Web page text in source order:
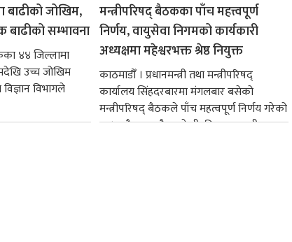
जोखिम,
सम्भावना
४४ जिल्लामा
उच्च जोखिम
विभागले
मन्त्रीपरिषद् बैठकका पाँच महत्त्वपूर्ण
निर्णय, वायुसेवा निगमको कार्यकारी
अध्यक्षमा महेश्वरभक्त श्रेष्ठ नियुक्त
काठमाडौँ । प्रधानमन्त्री तथा मन्त्रीपरिषद्
कार्यालय सिंहदरबारमा मंगलबार बसेको
मन्त्रीपरिषद् बैठकले पाँच महत्वपूर्ण निर्णय गरेको
छ । यसैक्रममा बैडकले बीउबिजनसम्बन्धी...